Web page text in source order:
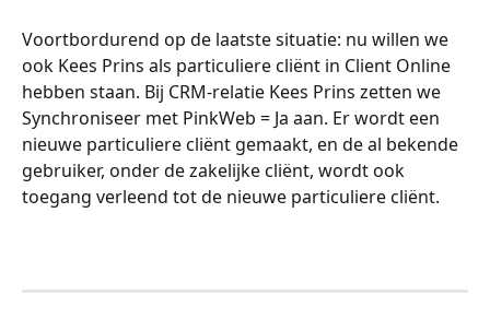
Voortbordurend op de laatste situatie: nu willen we
ook Kees Prins als particuliere cliënt in Client Online
hebben staan. Bij CRM-relatie Kees Prins zetten we
Synchroniseer met PinkWeb = Ja aan. Er wordt een
nieuwe particuliere cliënt gemaakt, en de al bekende
gebruiker, onder de zakelijke cliënt, wordt ook
toegang verleend tot de nieuwe particuliere cliënt.